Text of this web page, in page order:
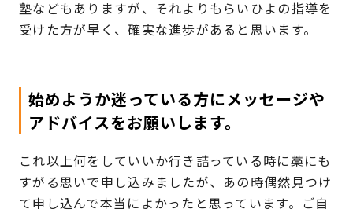
塾などもありますが、それよりもらいひよの指導を
受けた方が早く、確実な進歩があると思います。
始めようか迷っている方にメッセージや
アドバイスをお願いします。
これ以上何をしていいか行き詰っている時に藁にも
すがる思いで申し込みましたが、あの時偶然見つけ
て申し込んで本当によかったと思っています。ご自